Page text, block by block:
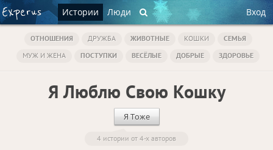
Истории Люди Вход
ОТНОШЕНИЯ ДРУЖБА ЖИВОТНЫЕ КОШКИ
СЕМЬЯ
МУЖ И ЖЕНА
ПОСТУПКИ ВЕСЁЛЫЕ ДОБРЫЕ ЗДОРОВЬЕ
Я Люблю Свою Кошку
Я Тоже
4 истории от 4-х авторов